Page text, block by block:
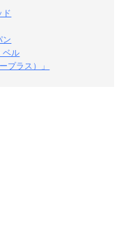
ド
ン
ベル
プラス）」